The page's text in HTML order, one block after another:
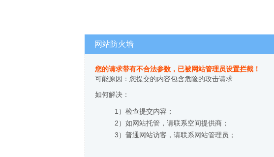
网站防火墙
您的请求带有不合法参数，已被网站管理员设置拦截！
可能原因：您提交的内容包含危险的攻击请求
如何解决：
1）检查提交内容；
2）如网站托管，请联系空间提供商；
3）普通网站访客，请联系网站管理员；